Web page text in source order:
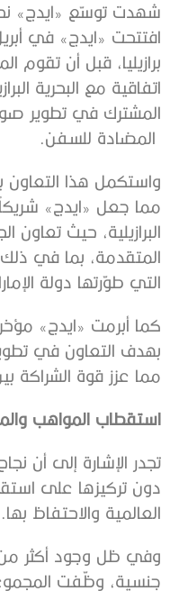
شهدت توسّع «ايدج»
برازيليا، قبل أن تقوم
اتفاقية مع البحرية
المضادة للسفن.
واستكمل هذا التعاون
مما جعل «ايدج» شريكاً
البرازيلية، حيث تعاون
المتقدمة، بما في
التي طوّرتها دولة
كما أبرمت «ايدج» مؤخراً
بهدف التعاون في
مما عزز قوة الشراكة
استقطاب المواهب
تجدر الإشارة إلى أن
دون تركيزها على
العالمية والاحتفاظ بها.
جنسية، وظّفت